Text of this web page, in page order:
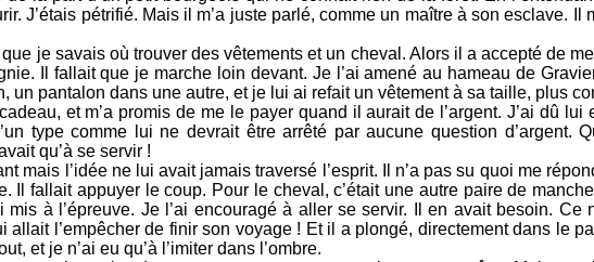
J’étais pétrifié. Mais il m’a juste parlé, comme un maître à son esclave. Il
je savais où trouver des vêtements et un cheval. Alors il a accepté de
Il fallait que je marche loin devant. Je l’ai amené au hameau de
un pantalon dans une autre, et je lui ai refait un vêtement à sa taille, plus
et m’a promis de me le payer quand il aurait de l’argent. J’ai dû lui
type comme lui ne devrait être arrêté par aucune question d’argent.
qu’à se servir !
mais l’idée ne lui avait jamais traversé l’esprit. Il n’a pas su quoi me
Il fallait appuyer le coup. Pour le cheval, c’était une autre paire de
mis à l’épreuve. Je l’ai encouragé à aller se servir. Il en avait besoin. Ce
allait l’empêcher de finir son voyage ! Et il a plongé, directement dans le
et je n’ai eu qu’à l’imiter dans l’ombre.